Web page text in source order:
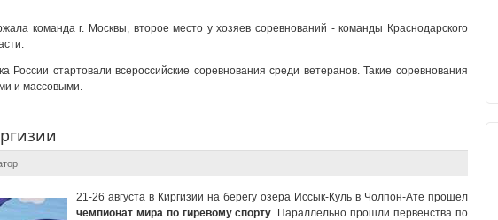
команда г. Москвы, второе место у хозяев соревнований - команды Краснодарского
России стартовали всероссийские соревнования среди ветеранов. Такие соревнования
и массовыми.
21-26 августа в Киргизии на берегу озера Иссык-Куль в Чолпон-Ате прошел
чемпионат мира по гиревому спорту. Параллельно прошли первенства по